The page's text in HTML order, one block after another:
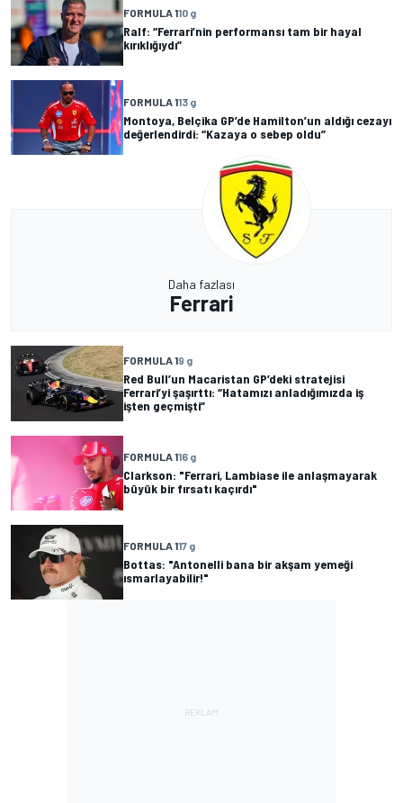
FORMULA 110 g
Ralf: “Ferrari’nin performansı tam bir hayal
kırıklığıydı”
FORMULA 113 g
Montoya, Belçika GP’de Hamilton’un aldığı cezayı
değerlendirdi: “Kazaya o sebep oldu”
Daha fazlası
Ferrari
FORMULA 19 g
Red Bull’un Macaristan GP’deki stratejisi
Ferrari’yi şaşırttı: “Hatamızı anladığımızda iş
işten geçmişti”
FORMULA 116 g
Clarkson: "Ferrari, Lambiase ile anlaşmayarak
büyük bir fırsatı kaçırdı"
FORMULA 117 g
Bottas: "Antonelli bana bir akşam yemeği
ısmarlayabilir!"